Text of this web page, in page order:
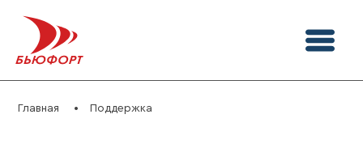
Главная Поддержка